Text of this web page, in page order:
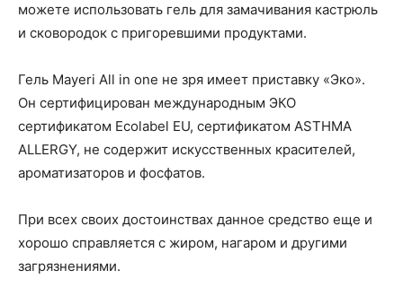
можете использовать гель для замачивания кастрюль
и сковородок с пригоревшими продуктами.
Гель Mayeri All in one не зря имеет приставку «Эко».
Он сертифицирован международным ЭКО
сертификатом Ecolabel EU, сертификатом ASTHMA
ALLERGY, не содержит искусственных красителей,
ароматизаторов и фосфатов.
При всех своих достоинствах данное средство еще и
хорошо справляется с жиром, нагаром и другими
загрязнениями.